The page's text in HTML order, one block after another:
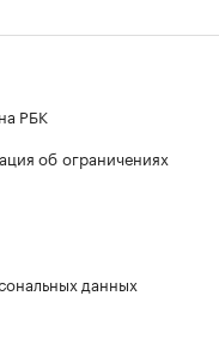
РБК
об ограничениях
данных